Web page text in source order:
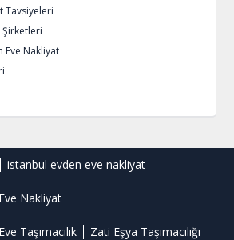
Tavsiyeleri
Eve Nakliyat
istanbul evden eve nakliyat
Nakliyat
Taşımacılık Zati Eşya Taşımacılığı